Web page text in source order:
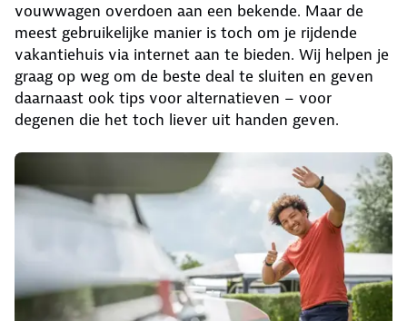
vouwwagen overdoen aan een bekende. Maar de
meest gebruikelijke manier is toch om je rijdende
vakantiehuis via internet aan te bieden. Wij helpen je
graag op weg om de beste deal te sluiten en geven
daarnaast ook tips voor alternatieven – voor
degenen die het toch liever uit handen geven.